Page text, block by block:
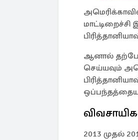
ஆனால்
செய்யவும்
2013 முதல்